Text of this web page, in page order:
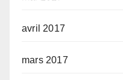
avril 2017
mars 2017